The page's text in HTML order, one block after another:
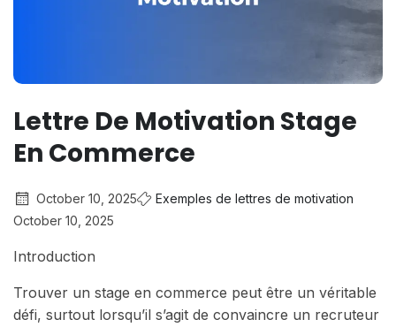
Lettre De Motivation Stage
En Commerce
October 10, 2025
Exemples de lettres de motivation
October 10, 2025
Introduction
Trouver un stage en commerce peut être un véritable
défi, surtout lorsqu’il s’agit de convaincre un recruteur